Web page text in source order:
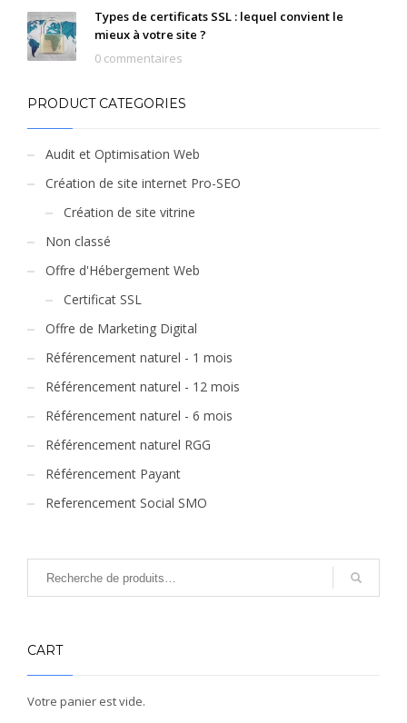
Types de certificats SSL : lequel convient le
mieux à votre site ?
0 commentaires
PRODUCT CATEGORIES
Audit et Optimisation Web
Création de site internet Pro-SEO
Création de site vitrine
Non classé
Offre d'Hébergement Web
Certificat SSL
Offre de Marketing Digital
Référencement naturel - 1 mois
Référencement naturel - 12 mois
Référencement naturel - 6 mois
Référencement naturel RGG
Référencement Payant
Referencement Social SMO
CART
Votre panier est vide.